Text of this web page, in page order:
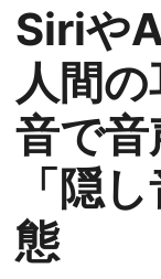
Siriや
人間
音で
「隠
態